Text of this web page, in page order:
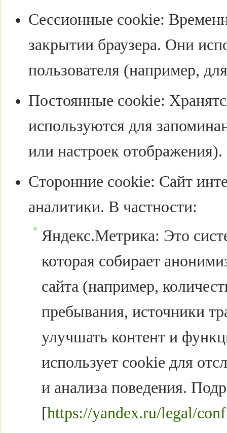
Сессионные cookie:
закрытии браузера. Они
пользователя (например,
Постоянные cookie:
используются для
или настроек отображения).
Сторонние cookie: Сайт
аналитики. В частности:
Яндекс.Метрика: Это
которая собирает
сайта (например,
пребывания, источники
улучшать контент и
использует cookie для
и анализа поведения.
[https://yandex.ru/legal/